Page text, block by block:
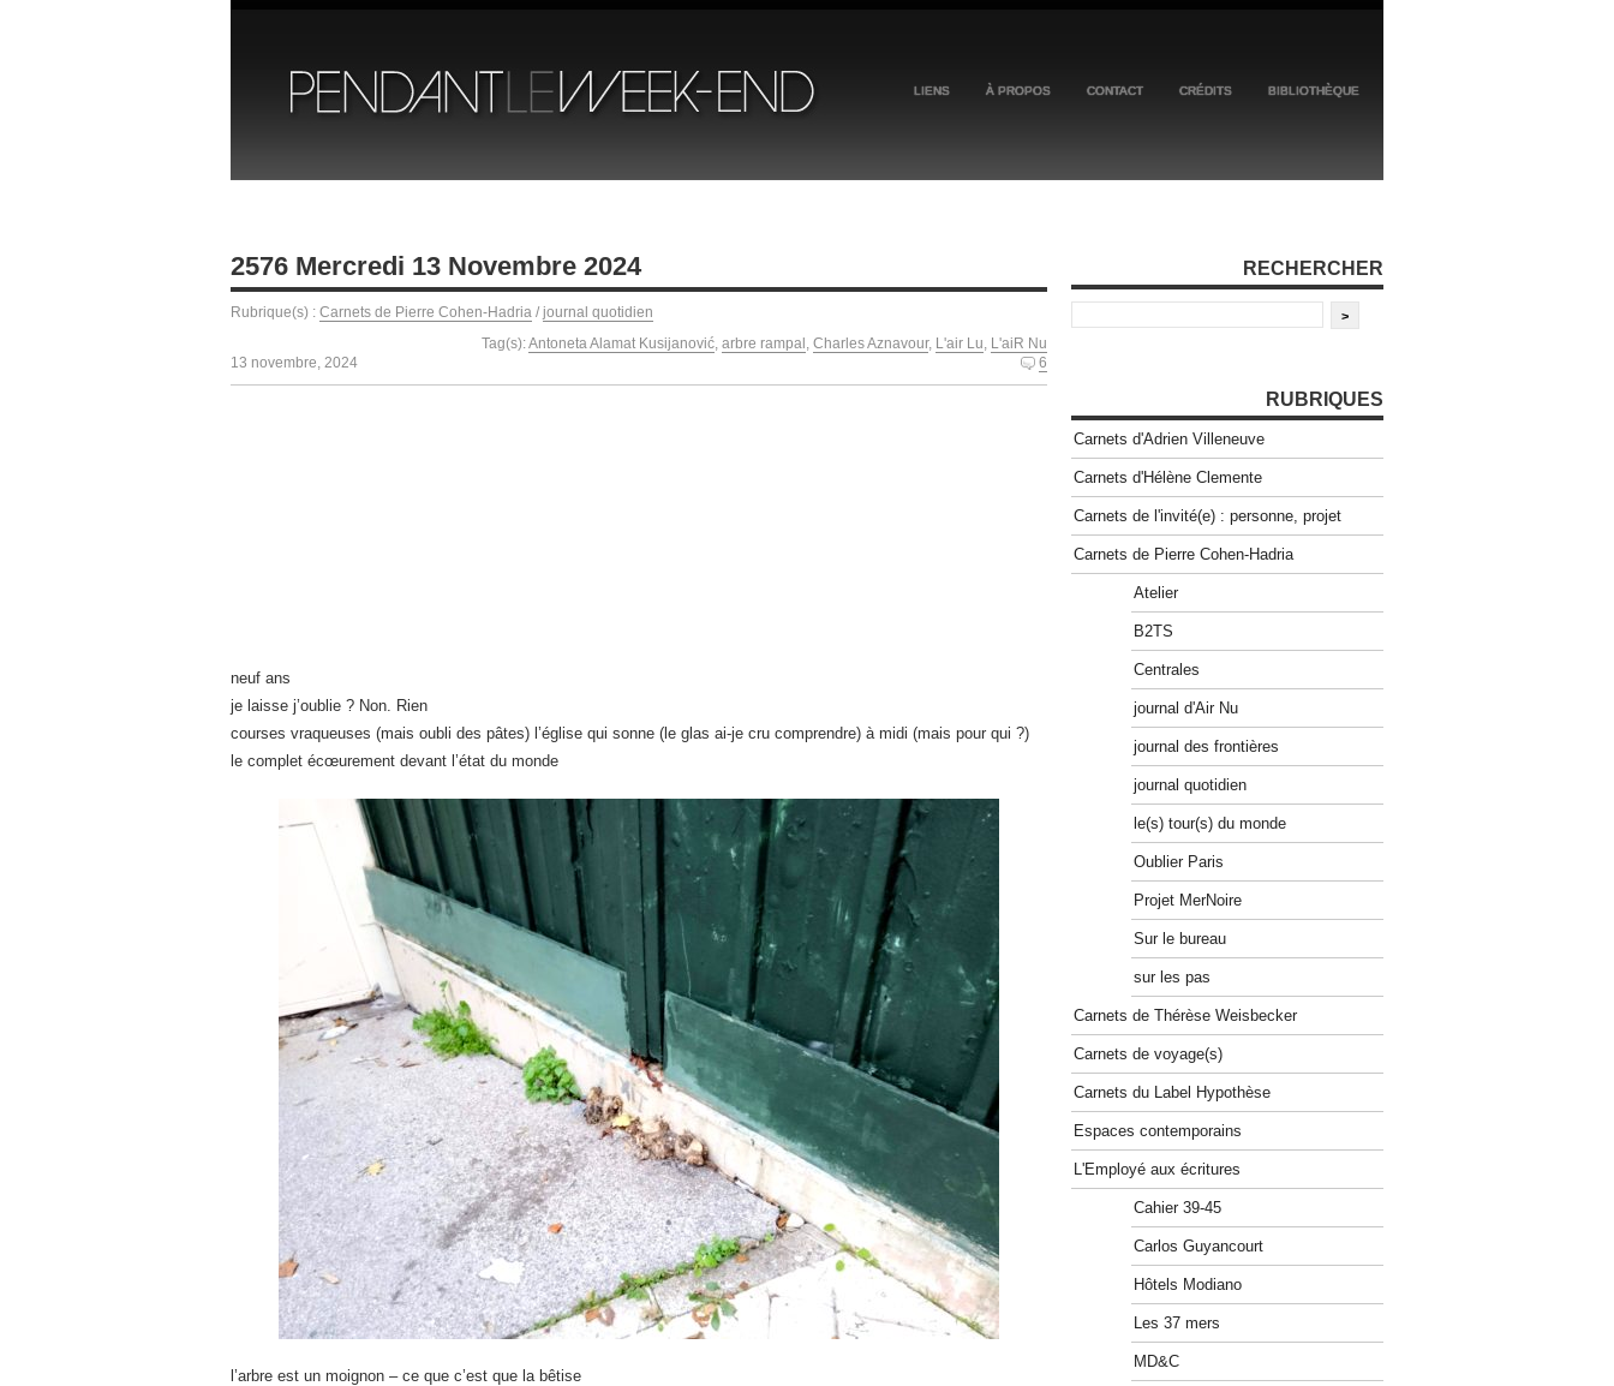
LIENS À PROPOS CONTACT CRÉDITS BIBLIOTHÈQUE
2576 Mercredi 13 Novembre 2024
Rubrique(s) : Carnets de Pierre Cohen-Hadria / journal quotidien
Tag(s):Antoneta Alamat Kusijanović, arbre rampal , Charles Aznavour, L'air Lu, L'aiR Nu
13 novembre, 2024
6
neuf ans
je laisse j’oublie ? Non. Rien
courses vraqueuses (mais oubli des pâtes) l’église qui sonne (le glas ai-je cru comprendre) à midi (mais pour qui ?)
le complet écœurement devant l’état du monde
l’arbre est un moignon – ce que c’est que la bêtise
RECHERCHER
RUBRIQUES
Carnets d'Adrien Villeneuve
Carnets d'Hélène Clemente
Carnets de l'invité(e) : personne, projet
Carnets de Pierre Cohen-Hadria
Atelier
B2TS
Centrales
journal d'Air Nu
journal des frontières
journal quotidien
le(s) tour(s) du monde
Oublier Paris
Projet MerNoire
Sur le bureau
sur les pas
Carnets de Thérèse Weisbecker
Carnets de voyage(s)
Carnets du Label Hypothèse
Espaces contemporains
L'Employé aux écritures
Cahier 39-45
Carlos Guyancourt
Hôtels Modiano
Les 37 mers
MD&C